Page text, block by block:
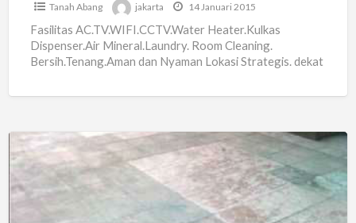
Tanah Abang jakarta 14 Januari 2015
Fasilitas AC.TV.WIFI.CCTV.Water Heater.Kulkas
Dispenser.Air Mineral.Laundry. Room Cleaning.
Bersih.Tenang.Aman dan Nyaman Lokasi Strategis. dekat
dari Bund H.I. Grand[…]
Kost
Wanita